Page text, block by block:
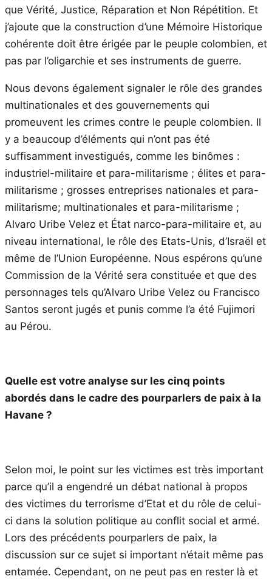
que Vérité, Justice, Réparation et Non Répétition. Et
j’ajoute que la construction d’une Mémoire Historique
cohérente doit être érigée par le peuple colombien, et
pas par l’oligarchie et ses instruments de guerre.
Nous devons également signaler le rôle des grandes
multinationales et des gouvernements qui
promeuvent les crimes contre le peuple colombien. Il
y a beaucoup d’éléments qui n’ont pas été
suffisamment investigués, comme les binômes :
industriel-militaire et para-militarisme ; élites et para-
militarisme ; grosses entreprises nationales et para-
militarisme; multinationales et para-militarisme ;
Alvaro Uribe Velez et État narco-para-militaire et, au
niveau international, le rôle des Etats-Unis, d’Israël et
même de l’Union Européenne. Nous espérons qu’une
Commission de la Vérité sera constituée et que des
personnages tels qu’Alvaro Uribe Velez ou Francisco
Santos seront jugés et punis comme l’a été Fujimori
au Pérou.
Quelle est votre analyse sur les cinq points
abordés dans le cadre des pourparlers de paix à la
Havane ?
Selon moi, le point sur les victimes est très important
parce qu’il a engendré un débat national à propos
des victimes du terrorisme d’Etat et du rôle de celui-
ci dans la solution politique au conflit social et armé.
Lors des précédents pourparlers de paix, la
discussion sur ce sujet si important n’était même pas
entamée. Cependant, on ne peut pas en rester là et